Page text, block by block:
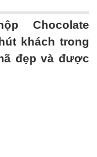
Chocolate
khách trong
đẹp và được